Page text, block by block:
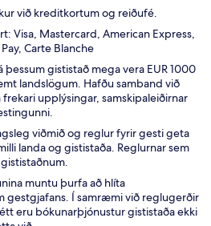
við kreditkortum og reiðufé.
Visa, Mastercard, American Express,
Carte Blanche
þessum gististað mega vera EUR 1000
landslögum. Hafðu samband við
upplýsingar, samskipaleiðirnar
viðmið og reglur fyrir gesti geta
landa og gististaða. Reglurnar sem
muntu þurfa að hlíta
gestgjafans. Í samræmi við reglugerðir
eru bókunarþjónustur gististaða ekki